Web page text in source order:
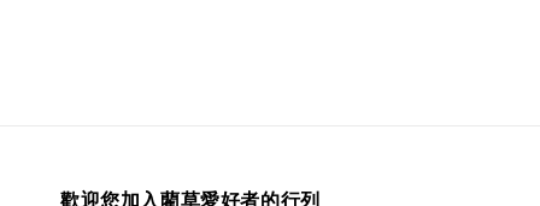
歡迎您加入藺草愛好者的行列